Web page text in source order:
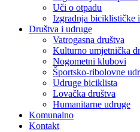
Uči o otpadu
Izgradnja biciklističke
Društva i udruge
Vatrogasna društva
Kulturno umjetnička
Nogometni klubovi
Športsko-ribolovne
Udruge biciklista
Lovačka društva
Humanitarne udruge
Komunalno
Kontakt